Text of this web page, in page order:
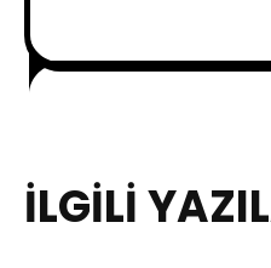
İLGILI